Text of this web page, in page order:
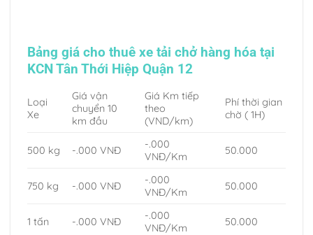
Bảng giá cho thuê xe tải chở hàng hóa tại
KCN Tân Thới Hiệp Quận 12
Loại
Xe
Giá vận
chuyển 10
km đầu
Giá Km tiếp
theo
(VND/km)
Phí thời gian
chờ ( 1H)
500 kg -.000 VNĐ
-.000
VNĐ/Km
50.000
750 kg -.000 VNĐ
-.000
VNĐ/Km
50.000
1 tấn -.000 VNĐ
-.000
VNĐ/Km
50.000